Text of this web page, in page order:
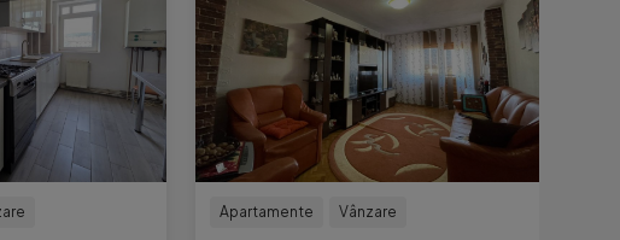
Apartamente Vânzare